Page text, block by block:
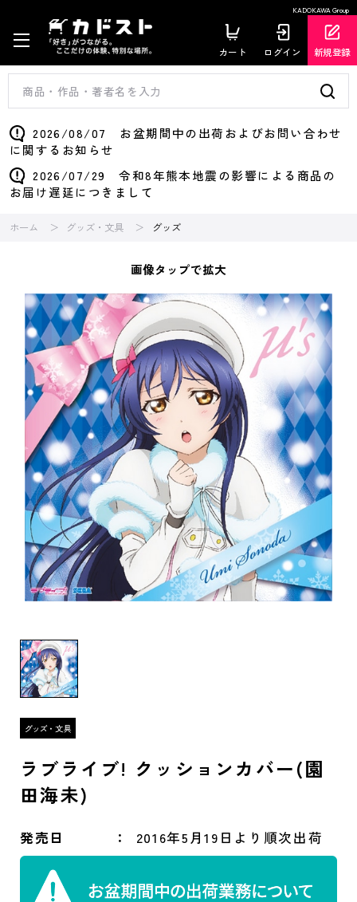
KADOKAWA Group
カート ログイン 新規登録
2026/08/07 お盆期間中の出荷およびお問い合わせ
に関するお知らせ
2026/07/29 令和8年熊本地震の影響による商品の
お届け遅延につきまして
ホーム グッズ・文具 グッズ
画像タップで拡大
ラブライブ! クッションカバー(園
田海未)
発売日 2016年5月19日より順次出荷